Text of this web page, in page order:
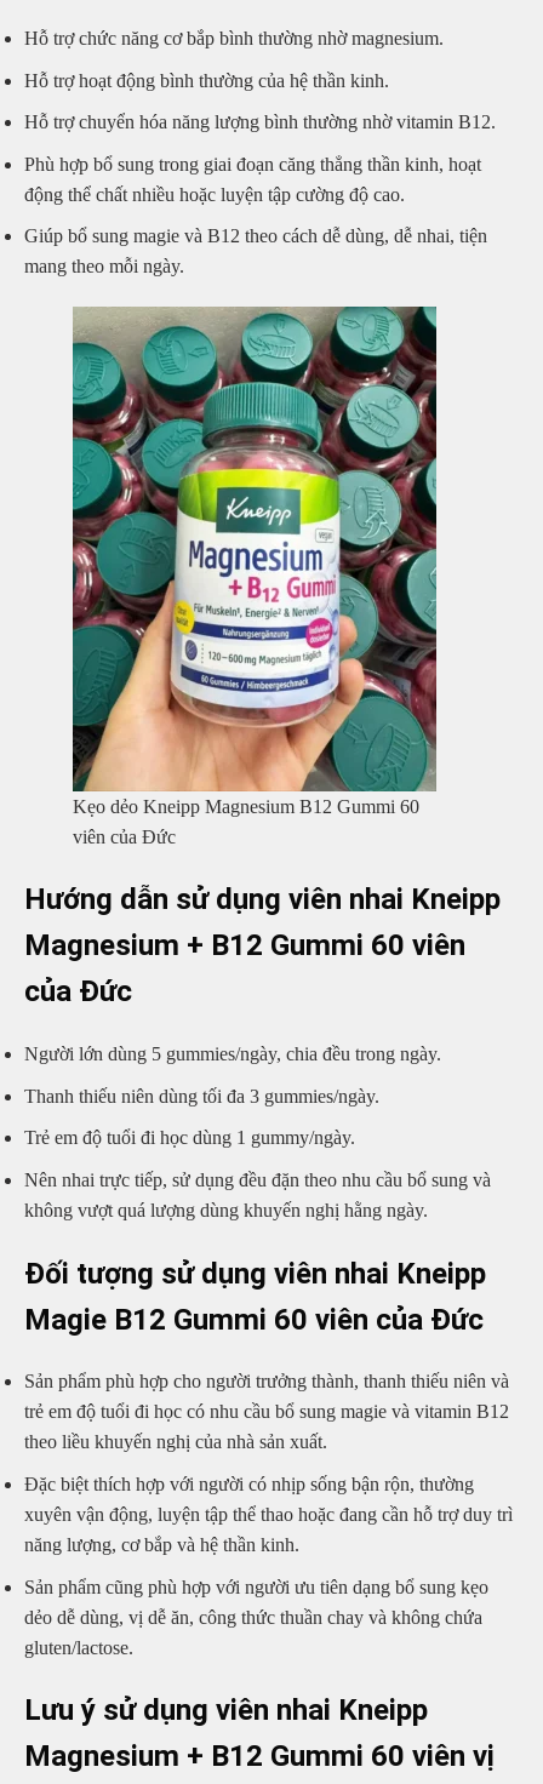
Hỗ trợ chức năng cơ bắp bình thường nhờ magnesium.
Hỗ trợ hoạt động bình thường của hệ thần kinh.
Hỗ trợ chuyển hóa năng lượng bình thường nhờ vitamin B12.
Phù hợp bổ sung trong giai đoạn căng thẳng thần kinh, hoạt
động thể chất nhiều hoặc luyện tập cường độ cao.
Giúp bổ sung magie và B12 theo cách dễ dùng, dễ nhai, tiện
mang theo mỗi ngày.
Kẹo dẻo Kneipp Magnesium B12 Gummi 60
viên của Đức
Hướng dẫn sử dụng viên nhai Kneipp
Magnesium + B12 Gummi 60 viên
của Đức
Người lớn dùng 5 gummies/ngày, chia đều trong ngày.
Thanh thiếu niên dùng tối đa 3 gummies/ngày.
Trẻ em độ tuổi đi học dùng 1 gummy/ngày.
Nên nhai trực tiếp, sử dụng đều đặn theo nhu cầu bổ sung và
không vượt quá lượng dùng khuyến nghị hằng ngày.
Đối tượng sử dụng viên nhai Kneipp
Magie B12 Gummi 60 viên của Đức
Sản phẩm phù hợp cho người trưởng thành, thanh thiếu niên và
trẻ em độ tuổi đi học có nhu cầu bổ sung magie và vitamin B12
theo liều khuyến nghị của nhà sản xuất.
Đặc biệt thích hợp với người có nhịp sống bận rộn, thường
xuyên vận động, luyện tập thể thao hoặc đang cần hỗ trợ duy trì
năng lượng, cơ bắp và hệ thần kinh.
Sản phẩm cũng phù hợp với người ưu tiên dạng bổ sung kẹo
dẻo dễ dùng, vị dễ ăn, công thức thuần chay và không chứa
gluten/lactose.
Lưu ý sử dụng viên nhai Kneipp
Magnesium + B12 Gummi 60 viên vị